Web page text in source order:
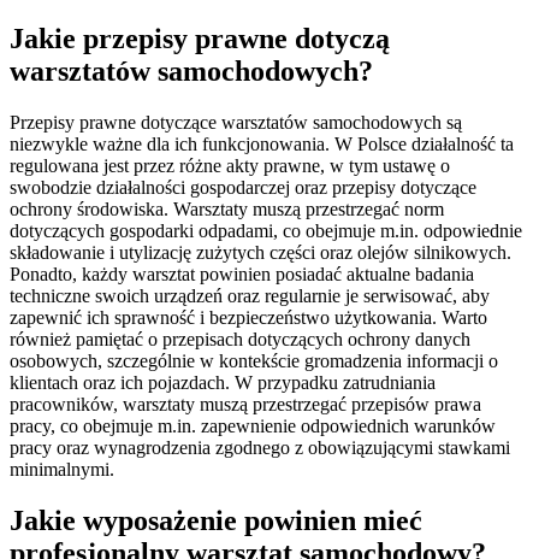
Jakie przepisy prawne dotyczą
warsztatów samochodowych?
Przepisy prawne dotyczące warsztatów samochodowych są
niezwykle ważne dla ich funkcjonowania. W Polsce działalność ta
regulowana jest przez różne akty prawne, w tym ustawę o
swobodzie działalności gospodarczej oraz przepisy dotyczące
ochrony środowiska. Warsztaty muszą przestrzegać norm
dotyczących gospodarki odpadami, co obejmuje m.in. odpowiednie
składowanie i utylizację zużytych części oraz olejów silnikowych.
Ponadto, każdy warsztat powinien posiadać aktualne badania
techniczne swoich urządzeń oraz regularnie je serwisować, aby
zapewnić ich sprawność i bezpieczeństwo użytkowania. Warto
również pamiętać o przepisach dotyczących ochrony danych
osobowych, szczególnie w kontekście gromadzenia informacji o
klientach oraz ich pojazdach. W przypadku zatrudniania
pracowników, warsztaty muszą przestrzegać przepisów prawa
pracy, co obejmuje m.in. zapewnienie odpowiednich warunków
pracy oraz wynagrodzenia zgodnego z obowiązującymi stawkami
minimalnymi.
Jakie wyposażenie powinien mieć